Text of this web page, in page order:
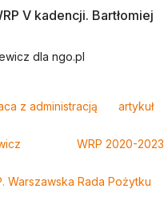
V kadencji. Bartłomiej
dla ngo.pl
z administracją artykuł
WRP 2020-
Warszawska Rada Pożytku